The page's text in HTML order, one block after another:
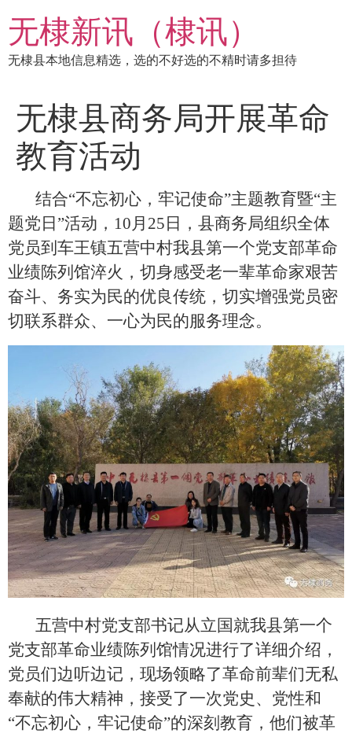
到
内
容
无棣新讯（棣讯）
无棣县本地信息精选，选的不好选的不精时请多担待
无棣县商务局开展革命
教育活动
结合“不忘初心，牢记使命”主题教育暨“主
题党日”活动，10月25日，县商务局组织全体
党员到车王镇五营中村我县第一个党支部革命
业绩陈列馆淬火，切身感受老一辈革命家艰苦
奋斗、务实为民的优良传统，切实增强党员密
切联系群众、一心为民的服务理念。
五营中村党支部书记从立国就我县第一个
党支部革命业绩陈列馆情况进行了详细介绍，
党员们边听边记，现场领略了革命前辈们无私
奉献的伟大精神，接受了一次党史、党性和
“不忘初心，牢记使命”的深刻教育，他们被革